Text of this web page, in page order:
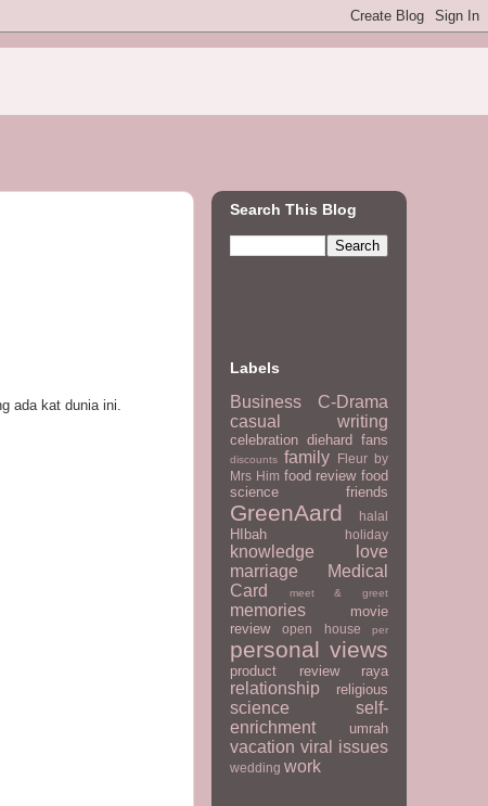
ada kat dunia ini.
Search This Blog
Labels
Business
C-Drama
casual writing
celebration diehard fans
discounts family
Fleur by
Mrs Him food review food
science
friends
GreenAard halal
HIbah holiday
knowledge
love
marriage
Medical
Card
meet & greet
memories
movie
review
open house per
personal views
product review raya
relationship religious
science
self-
enrichment
umrah
vacation viral issues
wedding work